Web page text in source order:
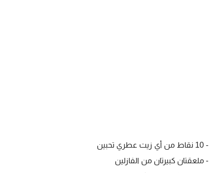
- 10 نقاط من أي زيت عطري تحبين
- ملعقتان كبيرتان من الفازلين